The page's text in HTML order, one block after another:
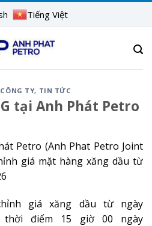
Tiếng Việt
TY, TIN TỨC
tại Anh Phát Petro
Petro (Anh Phat Petro Joint
giá mặt hàng xăng dầu từ
giá xăng dầu từ ngày
thời điểm 15 giờ 00 ngày